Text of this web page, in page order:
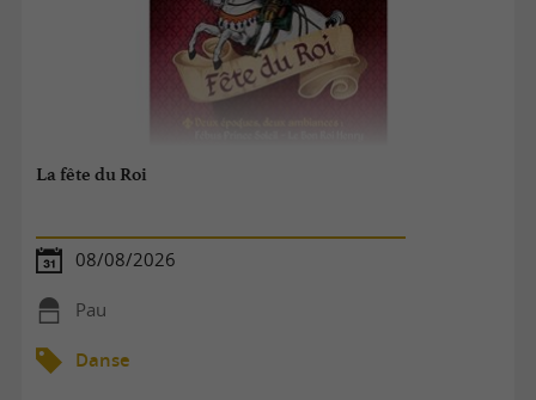
La fête du Roi
08/08/2026
Pau
Danse